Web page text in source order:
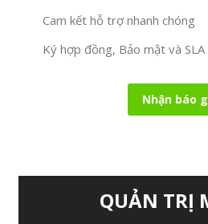
Cam kết hỗ trợ nhanh chóng
Ký hợp đồng, Bảo mật và
Nhận báo
QUẢN TRỊ